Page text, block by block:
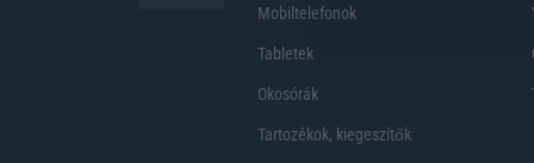
Mobiltelefonok
Tabletek
Okosórák
Tartozékok, kiegeszítők